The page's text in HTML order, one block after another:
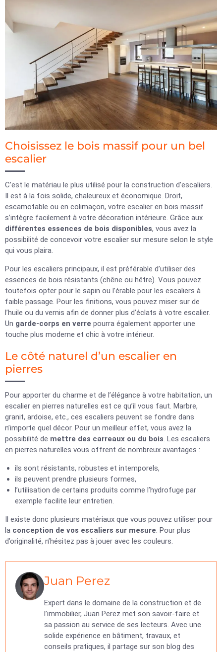
Choisissez le bois massif pour un bel
escalier
C’est le matériau le plus utilisé pour la construction d’escaliers.
Il est à la fois solide, chaleureux et économique. Droit,
escamotable ou en colimaçon, votre escalier en bois massif
s’intègre facilement à votre décoration intérieure. Grâce aux
différentes essences de bois disponibles, vous avez la
possibilité de concevoir votre escalier sur mesure selon le style
qui vous plaira.
Pour les escaliers principaux, il est préférable d’utiliser des
essences de bois résistants (chêne ou hêtre). Vous pouvez
toutefois opter pour le sapin ou l’érable pour les escaliers à
faible passage. Pour les finitions, vous pouvez miser sur de
l’huile ou du vernis afin de donner plus d’éclats à votre escalier.
Un garde-corps en verre pourra également apporter une
touche plus moderne et chic à votre intérieur.
Le côté naturel d’un escalier en
pierres
Pour apporter du charme et de l’élégance à votre habitation, un
escalier en pierres naturelles est ce qu’il vous faut. Marbre,
granit, ardoise, etc., ces escaliers peuvent se fondre dans
n’importe quel décor. Pour un meilleur effet, vous avez la
possibilité de mettre des carreaux ou du bois. Les escaliers
en pierres naturelles vous offrent de nombreux avantages :
ils sont résistants, robustes et intemporels,
ils peuvent prendre plusieurs formes,
l’utilisation de certains produits comme l’hydrofuge par
exemple facilite leur entretien.
Il existe donc plusieurs matériaux que vous pouvez utiliser pour
la conception de vos escaliers sur mesure. Pour plus
d’originalité, n’hésitez pas à jouer avec les couleurs.
Juan Perez
Expert dans le domaine de la construction et de
l’immobilier, Juan Perez met son savoir-faire et
sa passion au service de ses lecteurs. Avec une
solide expérience en bâtiment, travaux, et
conseils pratiques, il partage sur son blog des